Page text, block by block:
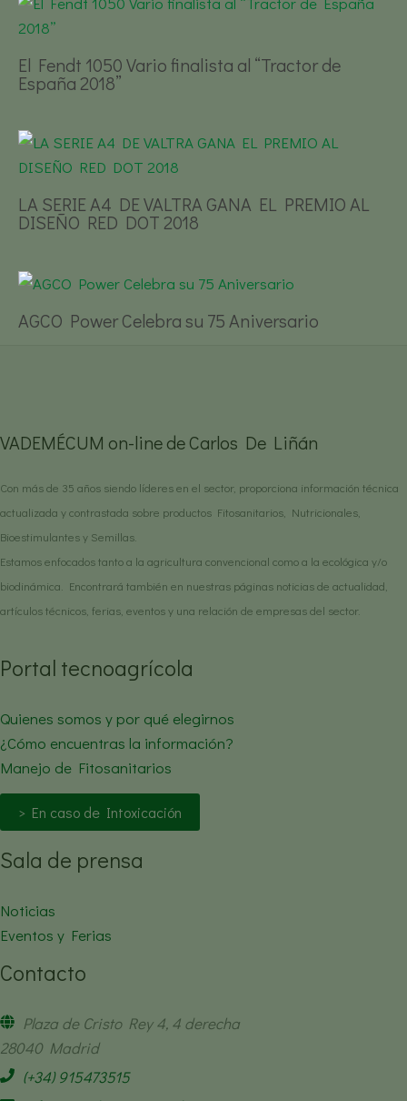
El Fendt 1050 Vario finalista al “Tractor de
España 2018”
LA SERIE A4 DE VALTRA GANA EL PREMIO AL
DISEÑO RED DOT 2018
AGCO Power Celebra su 75 Aniversario
VADEMÉCUM on-line de Carlos De Liñán
Con más de 35 años siendo líderes en el sector, proporciona información técnica
actualizada y contrastada sobre productos Fitosanitarios, Nutricionales,
Bioestimulantes y Semillas.
Estamos enfocados tanto a la agricultura convencional como a la ecológica y/o
biodinámica. Encontrará también en nuestras páginas noticias de actualidad,
artículos técnicos, ferias, eventos y una relación de empresas del sector.
Portal tecnoagrícola
Quienes somos y por qué elegirnos
¿Cómo encuentras la información?
Manejo de Fitosanitarios
> En caso de Intoxicación
Sala de prensa
Noticias
Eventos y Ferias
Contacto
Plaza de Cristo Rey 4, 4 derecha
28040 Madrid
(+34) 915473515